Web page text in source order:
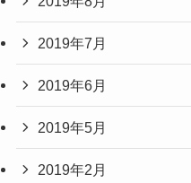
2019年7月
2019年6月
2019年5月
2019年2月